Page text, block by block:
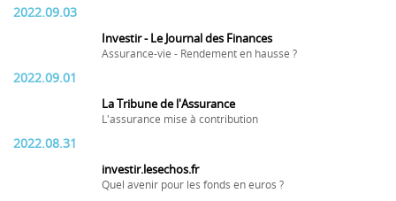
2022.09.03
Investir - Le Journal des Finances
Assurance-vie - Rendement en hausse ?
2022.09.01
La Tribune de l'Assurance
L'assurance mise à contribution
2022.08.31
investir.lesechos.fr
Quel avenir pour les fonds en euros ?